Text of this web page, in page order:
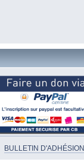
BULLETIN D'ADHÉSION